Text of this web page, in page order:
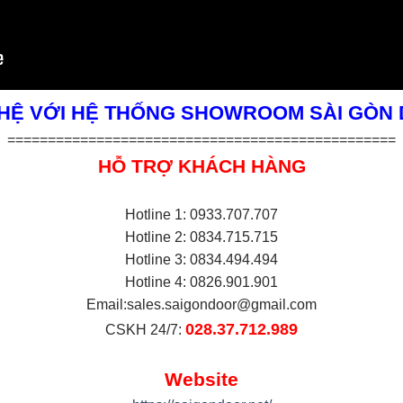
VỚI HỆ THỐNG SHOWROOM SÀI GÒN
================================================
HỖ TRỢ KHÁCH HÀNG
Hotline 1: 0933.707.707
Hotline 2: 0834.715.715
Hotline 3: 0834.494.494
Hotline 4: 0826.901.901
Email:sales.saigondoor@gmail.com
CSKH 24/7: 028.37.712.989
Website